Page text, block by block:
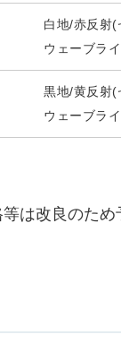
白地/赤反射(
ウェーブラ
黒地/黄反射(
ウェーブラ
は改良のた